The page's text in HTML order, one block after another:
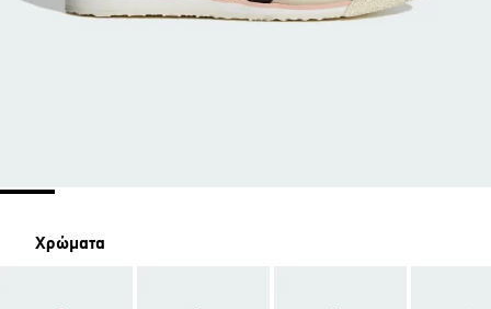
Χρώματα